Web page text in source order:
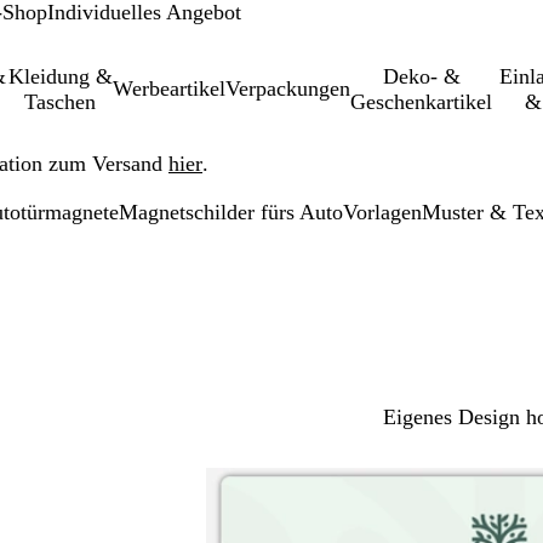
Individuelles Angebot
Kleidung &
Taschen
WerbeartikelVerpackungen
Deko- &
Geschenkartikel
&
zum Versand hier.
Magnetschilder fürs AutoVorlagenMuster &
Eigenes Design